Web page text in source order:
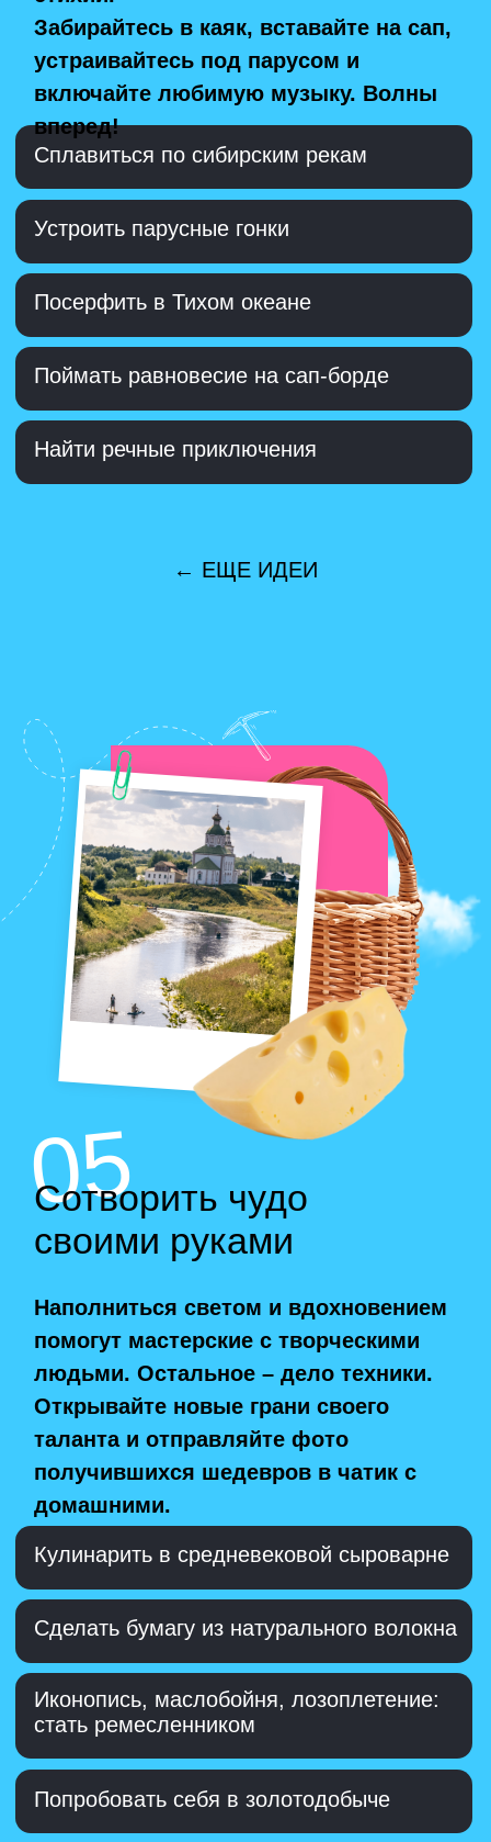
Романтика южных ночей: посидеть
на крыше
Побывать в чугунной сказке на
Каслинском маршруте
В этих местах точно не останетесь
голодными, а еще вдохновитесь на
кулинарные подвиги у себя дома. И
придерживайтесь правила: не
сфоткал – не съел!
Заблудиться в шоколадном королевстве
Вовлечься в сырную авантюру
Не устоять перед сахалинскими
морепродуктами
Побывать в арбузной столице
Пировать в трактире
А если не знаете, чего
хочется прямо сейчас,
пройдите тест!
Как провели эти выходные?
велосипеде в
Читал(а) исторический роман
Напек(ла)
пирожков на всю
семью
Ходил(а) в гончарный кружок
1/5